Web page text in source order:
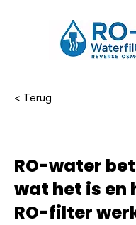
< Terug
RO-water
wat het is en
RO-filter